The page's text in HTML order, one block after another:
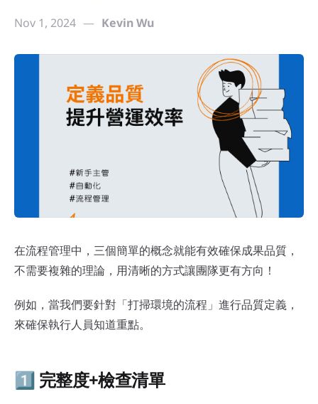
Nov 1, 2024 — Kevin Wu
「定義品質」提升營運效率的簡單辦法
在流程管理中，三個簡單的概念就能有效確保成果品質，
不需要複雜的理論，用清晰的方式讓團隊更有方向！
例如，當我們要針對「打掃環境的流程」進行品質定義，
來確保執行人員知道重點。
1️⃣ 完整度+檢查清單